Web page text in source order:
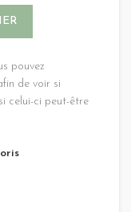
pouvez
de voir si
celui-ci peut-être